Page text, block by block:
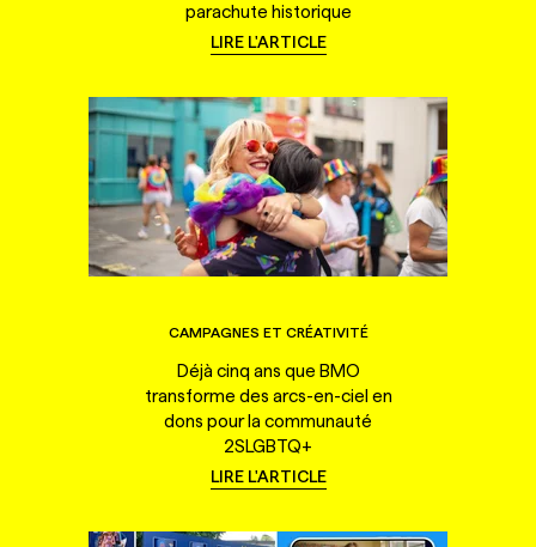
parachute historique
LIRE L'ARTICLE
CAMPAGNES ET CRÉATIVITÉ
Déjà cinq ans que BMO
transforme des arcs-en-ciel en
dons pour la communauté
2SLGBTQ+
LIRE L'ARTICLE